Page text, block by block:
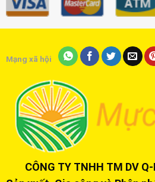
Mạng xã hội
CÔNG TY TNHH TM DV Q-